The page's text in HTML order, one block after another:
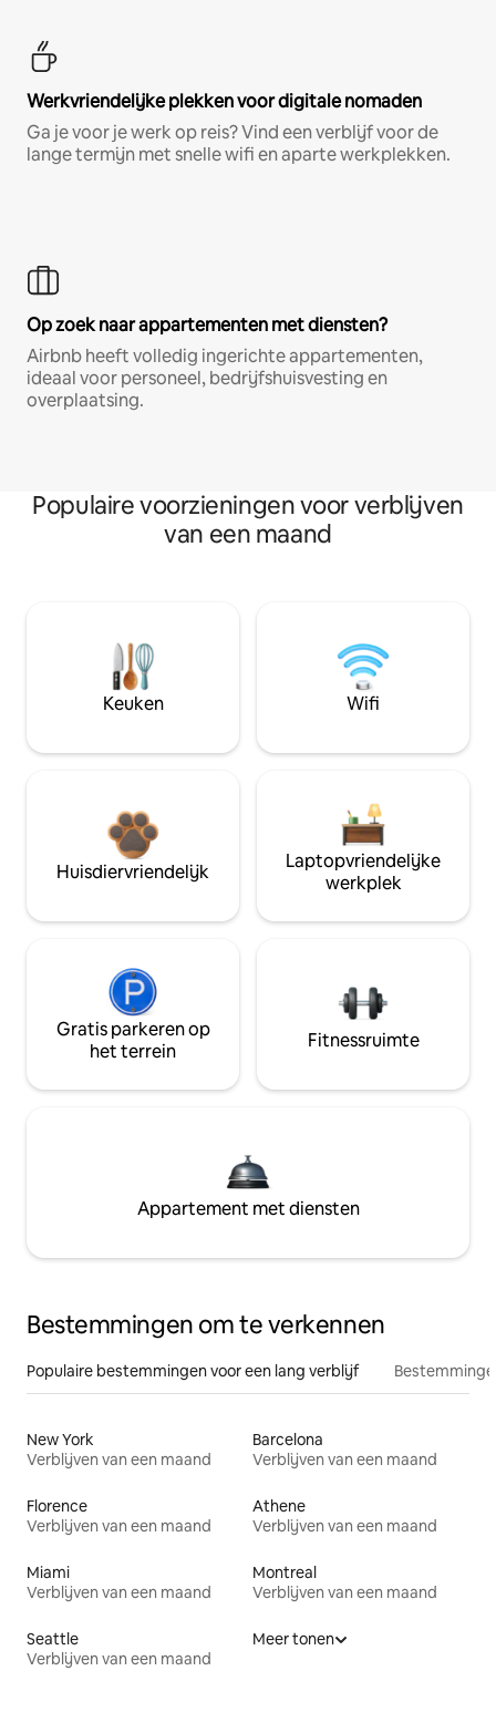
Werkvriendelijke plekken voor digitale nomaden
Ga je voor je werk op reis? Vind een verblijf voor de
lange termijn met snelle wifi en aparte werkplekken.
Op zoek naar appartementen met diensten?
Airbnb heeft volledig ingerichte appartementen,
ideaal voor personeel, bedrijfshuisvesting en
overplaatsing.
Populaire voorzieningen voor verblijven
van een maand
Keuken Wifi
Huisdiervriendelijk
Laptopvriendelijke
werkplek
Gratis parkeren op
het terrein
Fitnessruimte
Appartement met diensten
Bestemmingen om te verkennen
Populaire bestemmingen voor een lang verblijf
New York
Verblijven van een maand
Barcelona
Verblijven van een maand
Florence
Verblijven van een maand
Athene
Verblijven van een maand
Miami
Verblijven van een maand
Montreal
Verblijven van een maand
Seattle
Verblijven van een maand
Meer tonen